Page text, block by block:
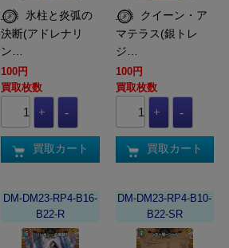
決断(アドレナリ
ン…
100円
買取枚数
買取カート
マテラス(銀トレ
ジ…
100円
買取枚数
買取カート
DM-DM23-RP4-B16-
B22-R
DM-DM23-RP4-B10-
B22-SR